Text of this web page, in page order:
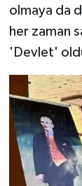
olmaya da
her zaman
'Devlet'